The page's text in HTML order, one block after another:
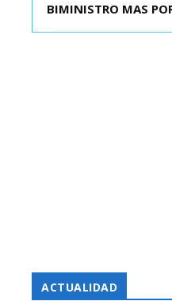
KAST SE REUNIÓ CON
BIMINISTRO MAS POR
ACTUALIDAD